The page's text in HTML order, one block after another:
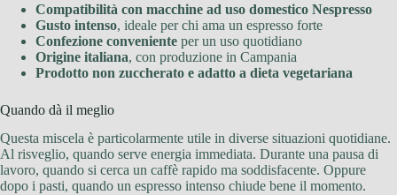
Compatibilità con macchine ad uso domestico Nespresso
Gusto intenso, ideale per chi ama un espresso forte
Confezione conveniente per un uso quotidiano
Origine italiana, con produzione in Campania
Prodotto non zuccherato e adatto a dieta vegetariana
Quando dà il meglio
Questa miscela è particolarmente utile in diverse situazioni quotidiane.
Al risveglio, quando serve energia immediata. Durante una pausa di
lavoro, quando si cerca un caffè rapido ma soddisfacente. Oppure
dopo i pasti, quando un espresso intenso chiude bene il momento.